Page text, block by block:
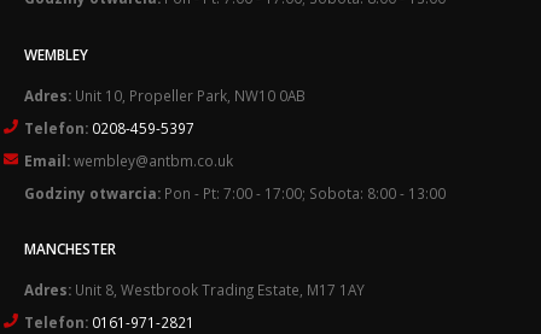
WEMBLEY
Adres: Unit 10, Propeller Park, NW10 0AB
Telefon: 0208-459-5397
Email:wembley@antbm.co.uk
Godziny otwarcia: Pon - Pt: 7:00 - 17:00; Sobota: 8:00 - 13:00
MANCHESTER
Adres: Unit 8, Westbrook Trading Estate, M17 1AY
Telefon: 0161-971-2821